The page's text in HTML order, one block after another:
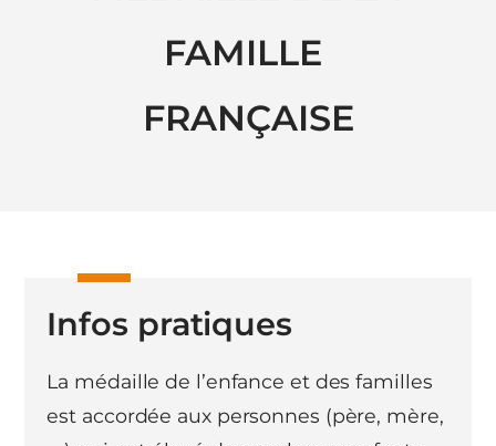
FAMILLE
FRANÇAISE
Infos pratiques
La médaille de l’enfance et des familles
est accordée aux personnes (père, mère,